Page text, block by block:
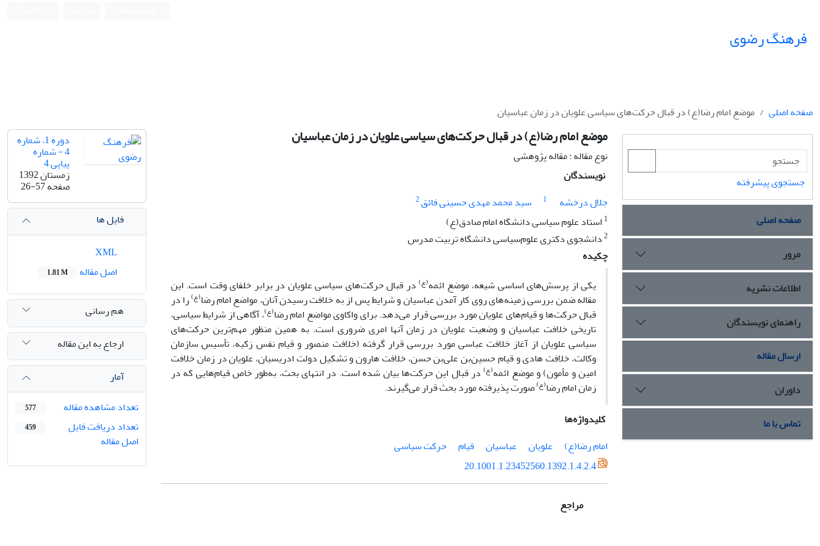
فرهنگ رضوی
صفحه اصلی موضع امام رضا(ع) در قبال حرکت‌های سیاسی علویان در زمان عباسیان
موضع امام رضا(ع) در قبال حرکت‌های سیاسی علویان در زمان عباسیان
نوع مقاله : مقاله پژوهشی
نویسندگان
جلال درخشه
1 سید محمد مهدی حسینی فائق2
1 استاد علوم سیاسی دانشگاه امام صادق(ع)
2دانشجوی دکتری علوم‌سیاسی دانشگاه تربیت مدرس
چکیده
یکی از پرسش‌های اساسی شیعه، موضع ائمه(ع)در قبال حرکت‌های سیاسی علویان در برابر خلفای وقت است. این
مقاله ضمن بررسی زمینه‌های روی کار آمدن عباسیان و شرایط پس از به خلافت رسیدن آنان، مواضع امام رضا(ع)را در
قبال حرکت‌ها و قیام‌های علویان مورد بررسی قرار می‌دهد. برای واکاوی مواضع امام رضا(ع)، آگاهی از شرایط سیاسی،
تاریخی خلافت عباسیان و وضعیت علویان در زمان آنها امری ضروری است. به همین منظور مهم‌ترین حرکت‌های
سیاسی علویان از آغاز خلافت عباسی مورد بررسی قرار گرفته (خلافت منصور و قیام نفس زکیه، تأسیس سازمان
وکالت، خلافت هادی و قیام حسین‌بن علی‌بن حسن، خلافت هارون و تشکیل دولت ادریسیان، علویان در زمان خلافت
امین و مأمون) و موضع ائمه(ع)در قبال این حرکت‌ها بیان شده است. در انتهای بحث، به‌طور خاص قیام‌هایی که در
زمان امام رضا(ع)صورت پذیرفته مورد بحث قرار می‌گیرند.
کلیدواژه‌ها
امام رضا(ع)
علویان عباسیان قیام
حرکت سیاسی
20.1001.1.23452560.1392.1.4.2.4
مراجع
دوره 1، شماره
4 - شماره
پیاپی 4
زمستان 1392
صفحه26-57
فایل ها
اصل مقاله
1.81 M
هم رسانی
ارجاع به این مقاله
آمار
تعداد مشاهده مقاله
577
تعداد دریافت فایل
اصل مقاله
459
جستجوی پیشرفته
صفحه اصلی
مرور
اطلاعات نشریه
راهنمای نویسندگان
ارسال مقاله
داوران
تماس با ما